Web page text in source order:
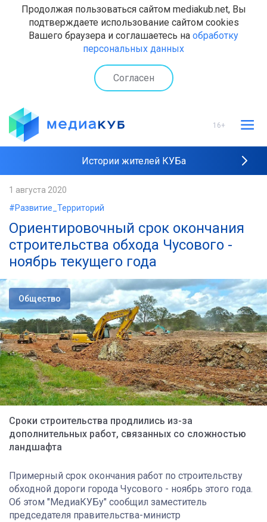
Продолжая пользоваться сайтом mediakub.net, Вы
подтверждаете использование сайтом cookies
Вашего браузера и соглашаетесь на обработку
персональных данных
Согласен
16+
Истории жителей КУБа
1 августа 2020
#Развитие_Территорий
Ориентировочный срок окончания
строительства обхода Чусового -
ноябрь текущего года
Общество
Сроки строительства продлились из-за
дополнительных работ, связанных со сложностью
ландшафта
Примерный срок окончания работ по строительству
обходной дороги города Чусового - ноябрь этого года.
Об этом "МедиаКУБу" сообщил заместитель
председателя правительства-министр